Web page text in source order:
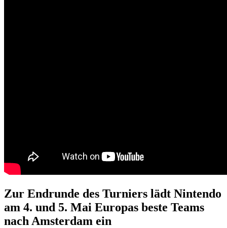
Zur Endrunde des Turniers lädt Nintendo
am 4. und 5. Mai Europas beste Teams
nach Amsterdam ein